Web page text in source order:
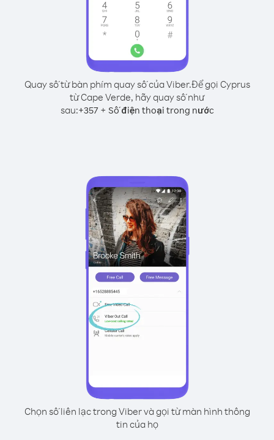
Quay số từ bàn phím quay số của Viber.Để gọi Cyprus
từ Cape Verde, hãy quay số như
sau:+357+ Số điện thoại trong nước
Chọn số liên lạc trong Viber và gọi từ màn hình thông
tin của họ